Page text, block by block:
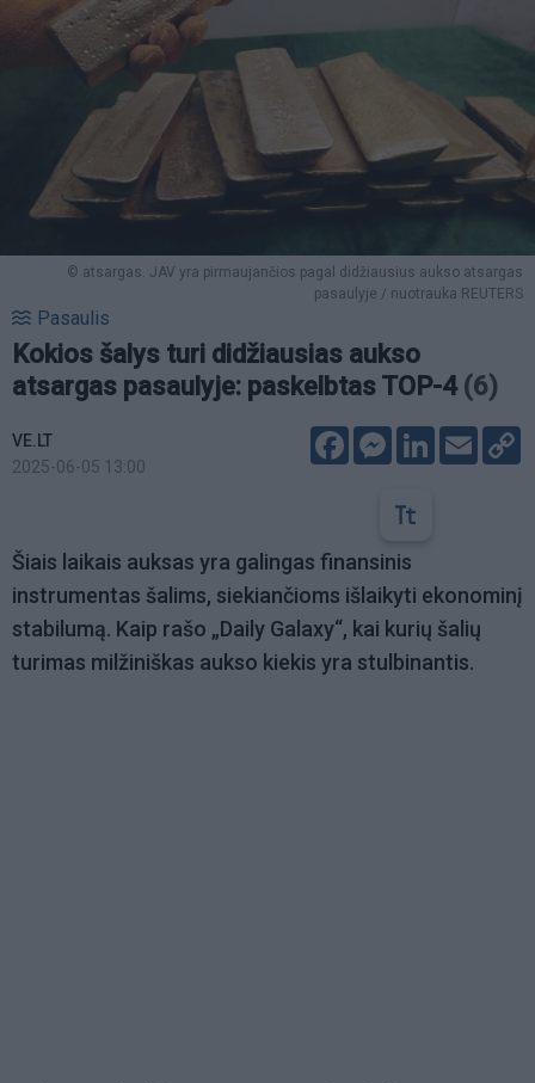
© atsargas. JAV yra pirmaujančios pagal didžiausius aukso atsargas
pasaulyje / nuotrauka REUTERS
Pasaulis
Kokios šalys turi didžiausias aukso
atsargas pasaulyje: paskelbtas TOP-4 (6)
VE.LT
2025-06-05 13:00
FacebookMessenger
LinkedIn
Email
Šiais laikais auksas yra galingas finansinis
instrumentas šalims, siekiančioms išlaikyti ekonominį
stabilumą. Kaip rašo „Daily Galaxy“, kai kurių šalių
turimas milžiniškas aukso kiekis yra stulbinantis.